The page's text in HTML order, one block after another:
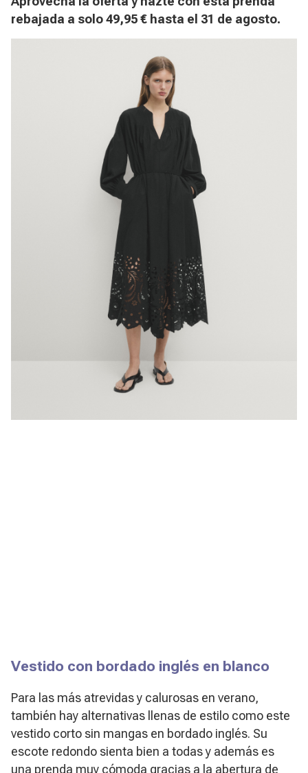
rebajada a solo 49,95 € hasta el 31 de agosto.
Vestido con bordado inglés en blanco
Para las más atrevidas y calurosas en verano,
también hay alternativas llenas de estilo como este
vestido corto sin mangas en bordado inglés. Su
escote redondo sienta bien a todas y además es
una prenda muy cómoda gracias a la abertura de